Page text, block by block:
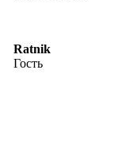
Ratnik
Гость